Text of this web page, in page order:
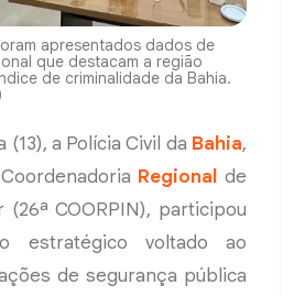
apresentados dados de
que destacam a região
de criminalidade da Bahia.
a Polícia Civil da Bahia,
Regional de
COORPIN), participou
estratégico voltado ao
de segurança pública